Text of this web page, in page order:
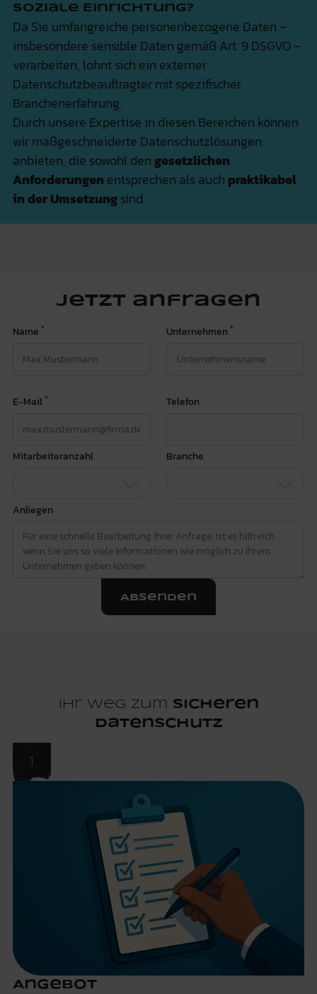
soziale Einrichtung?
Da Sie umfangreiche personenbezogene Daten –
insbesondere sensible Daten gemäß Art. 9 DSGVO –
verarbeiten, lohnt sich ein externer
Datenschutzbeauftragter mit spezifischer
Branchenerfahrung.
Durch unsere Expertise in diesen Bereichen können
wir maßgeschneiderte Datenschutzlösungen
anbieten, die sowohl dengesetzlichen
Anforderungen entsprechen als auch praktikabel
in der Umsetzungsind.
Jetzt anfragen
Name * Unternehmen *
E-Mail * Telefon
Mitarbeiteranzahl Branche
Anliegen
Absenden
Ihr Weg zum sicheren
Datenschutz
Angebot